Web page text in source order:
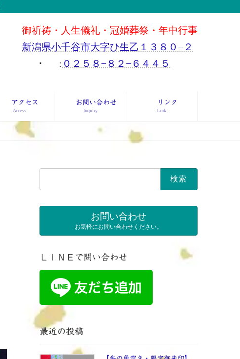
御祈祷・人生儀礼・冠婚葬祭・年中行事
新潟県小千谷市大字ひ生乙１３８０−２
･
: ０２５８−８２−６４４５
アクセス
Access
お問い合わせ
Inquiry
リンク
Link
索:
お問い合わせ
お気軽にお問い合わせください。
ＬＩＮＥで問い合わせ
最近の投稿